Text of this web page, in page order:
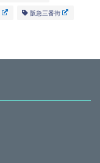
阪急三番街